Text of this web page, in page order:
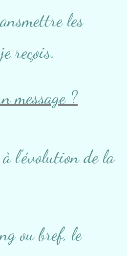
les
reçois.
message ?
l’évolution de la
ou bref, le